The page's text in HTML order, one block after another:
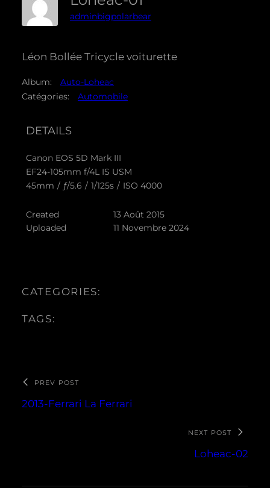
adminbigpolarbear
Léon Bollée Tricycle voiturette
Album:
Auto-Loheac
Catégories:
Automobile
DETAILS
Canon EOS 5D Mark III
EF24-105mm f/4L IS USM
45mm / ƒ/5.6 / 1/125s / ISO 4000
Created
13 Août 2015
Uploaded
11 Novembre 2024
CATEGORIES:
TAGS:
PREV POST
2013-Ferrari La Ferrari
NEXT POST
Loheac-02